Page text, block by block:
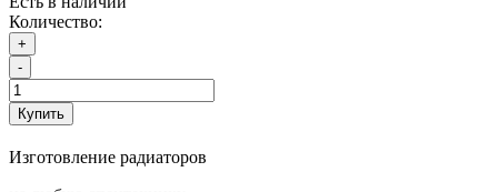
Количество:
+
-
Купить
Изготовление радиаторов